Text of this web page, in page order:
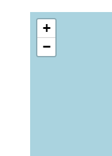
+
−